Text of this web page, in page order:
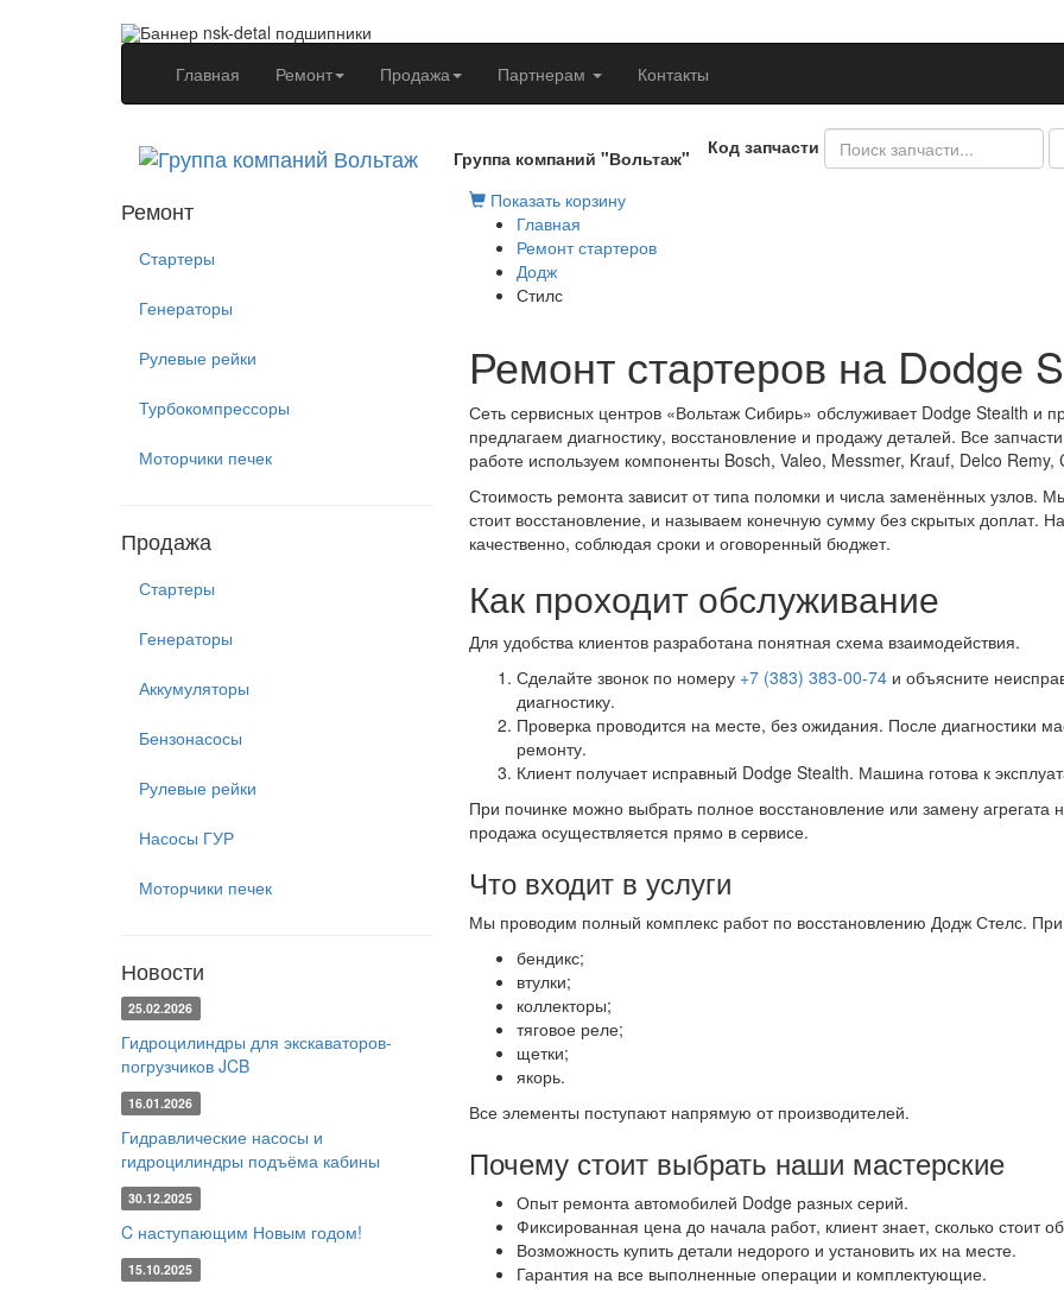
Главная (current)Ремонт Продажа Партнерам Контакты
Группа компаний "Вольтаж"
Код запчасти
Ремонт
Стартеры
Генераторы
Рулевые рейки
Турбокомпрессоры
Моторчики печек
Продажа
Стартеры
Генераторы
Аккумуляторы
Бензонасосы
Рулевые рейки
Насосы ГУР
Моторчики печек
Новости
25.02.2026
Гидроцилиндры для экскаваторов-
погрузчиков JCB
16.01.2026
Гидравлические насосы и
гидроцилиндры подъёма кабины
30.12.2025
C наступающим Новым годом!
15.10.2025
Показать корзину
Главная
Ремонт стартеров
Додж
Стилс
Ремонт стартеров на Dodge
Сеть сервисных центров «Вольтаж Сибирь» обслуживает Dodge Stealth и
предлагаем диагностику, восстановление и продажу деталей. Все
работе используем компоненты Bosch, Valeo, Messmer, Krauf, Delco Remy,
Стоимость ремонта зависит от типа поломки и числа заменённых узлов.
стоит восстановление, и называем конечную сумму без скрытых доплат.
качественно, соблюдая сроки и оговоренный бюджет.
Как проходит обслуживание
Для удобства клиентов разработана понятная схема взаимодействия.
Сделайте звонок по номеру +7 (383) 383-00-74и объясните
диагностику.
Проверка проводится на месте, без ожидания. После диагностики
ремонту.
Клиент получает исправный Dodge Stealth. Машина готова к
При починке можно выбрать полное восстановление или замену агрегата
продажа осуществляется прямо в сервисе.
Что входит в услуги
Мы проводим полный комплекс работ по восстановлению Додж Стелс.
бендикс;
втулки;
коллекторы;
тяговое реле;
щетки;
якорь.
Все элементы поступают напрямую от производителей.
Почему стоит выбрать наши мастерские
Опыт ремонта автомобилей Dodge разных серий.
Фиксированная цена до начала работ, клиент знает, сколько стоит
Возможность купить детали недорого и установить их на месте.
Гарантия на все выполненные операции и комплектующие.